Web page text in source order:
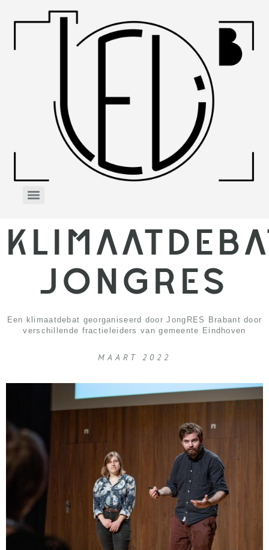
JONGRES
Een klimaatdebat georganiseerd door JongRES Brabant door
verschillende fractieleiders van gemeente Eindhoven
MAART 2022